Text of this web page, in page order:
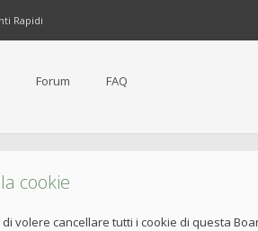
Rapidi
Forum FAQ
cookie
di volere cancellare tutti i cookie di questa